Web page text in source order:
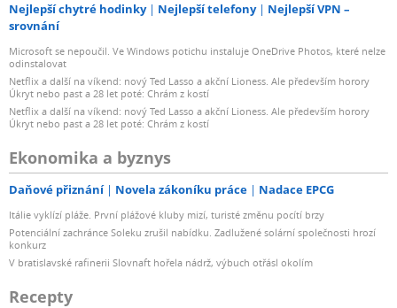
Nejlepší chytré hodinky Nejlepší telefony
Nejlepší VPN –
srovnání
Microsoft se nepoučil. Ve Windows potichu instaluje OneDrive Photos, které nelze
odinstalovat
Netflix a další na víkend: nový Ted Lasso a akční Lioness. Ale především horory
Úkryt nebo past a 28 let poté: Chrám z kostí
Netflix a další na víkend: nový Ted Lasso a akční Lioness. Ale především horory
Úkryt nebo past a 28 let poté: Chrám z kostí
Ekonomika a byznys
Daňové přiznání Novela zákoníku práce Nadace EPCG
Itálie vyklízí pláže. První plážové kluby mizí, turisté změnu pocítí brzy
Potenciální zachránce Soleku zrušil nabídku. Zadlužené solární společnosti hrozí
konkurz
V bratislavské rafinerii Slovnaft hořela nádrž, výbuch otřásl okolím
Recepty